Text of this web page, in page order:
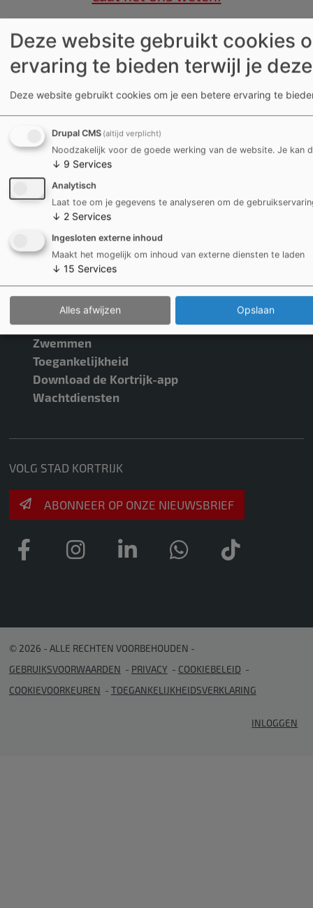
Stad Kortrijk
Grote Markt 54
8500 Kortrijk
BTW BE 0207.494.678
1777
info@kortrijk.be
POPULAIRE PAGINA'S
Burgerzaken
Openbare bibliotheek
Visit Kortrijk
Zwemmen
Toegankelijkheid
Download de Kortrijk-app
Wachtdiensten
VOLG STAD KORTRIJK
ABONNEER OP ONZE NIEUWSBRIEF
© 2026 - ALLE RECHTEN VOORBEHOUDEN
GEBRUIKSVOORWAARDEN
PRIVACY
COOKIEBELEID
COOKIEVOORKEUREN
TOEGANKELIJKHEIDSVERKLARING
INLOGGEN
Deze website gebruikt cookies
ervaring te bieden terwijl je
Deze website gebruikt cookies om je een betere ervaring te
Drupal CMS (altijd verplicht)
Noodzakelijk voor de goede werking van de website. Je kan
↓ 9 Services
Analytisch
Laat toe om je gegevens te analyseren om de
↓ 2 Services
Ingesloten externe inhoud
Maakt het mogelijk om inhoud van externe diensten te laden
↓ 15 Services
Alles afwijzen Opslaan